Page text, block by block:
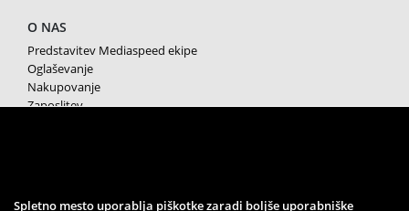
O NAS
Predstavitev Mediaspeed ekipe
Oglaševanje
Nakupovanje
Zaposlitev
SPREMLJAJTE NAS
Spletno mesto uporablja piškotke zaradi boljše uporabniške